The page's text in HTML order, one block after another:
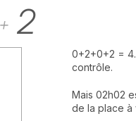
+ 2
0+2+0+2 =
contrôle.
Mais 02h02
de la place à